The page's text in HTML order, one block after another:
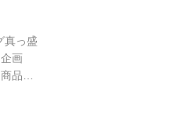
真っ盛
画
品改